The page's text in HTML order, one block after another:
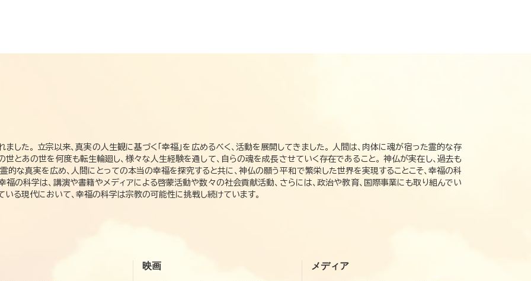
た。 立宗以来、真実の人生観に基づく「幸福」を広めるべく、活動を展開してきました。 人間は、肉体に魂が宿った霊的な存
世とあの世を何度も転生輪廻し、様々な人生経験を通して、自らの魂を成長させていく存在であること。 神仏が実在し、過去も
的な真実を広め、人間にとっての本当の幸福を探究すると共に、神仏の願う平和で繁栄した世界を実現することこそ、幸福の科
の科学は、講演や書籍やメディアによる啓蒙活動や数々の社会貢献活動、さらには、政治や教育、国際事業にも取り組んでい
る現代において、幸福の科学は宗教の可能性に挑戦し続けています。
映画 メディア